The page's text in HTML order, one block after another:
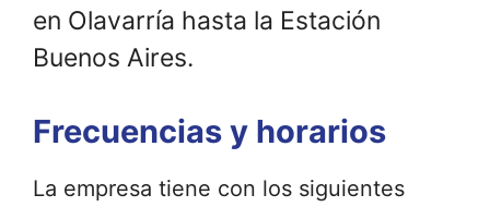
en Olavarría hasta la Estación
Buenos Aires.
Frecuencias y horarios
La empresa tiene con los siguientes